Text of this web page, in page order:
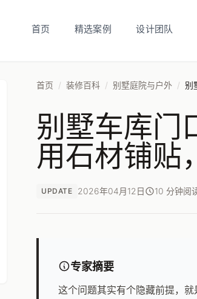
首页 精选案例 设计团队
首页 / 装修百科 / 别墅庭院与户外 /
别墅车库门
用石材铺贴
UPDATE 2026年04月12日 10 分钟阅
专家摘要
这个问题其实有个隐藏前提，